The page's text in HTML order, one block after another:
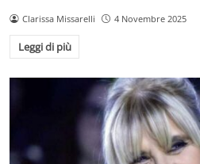
Clarissa Missarelli 4 Novembre 2025
Leggi di più